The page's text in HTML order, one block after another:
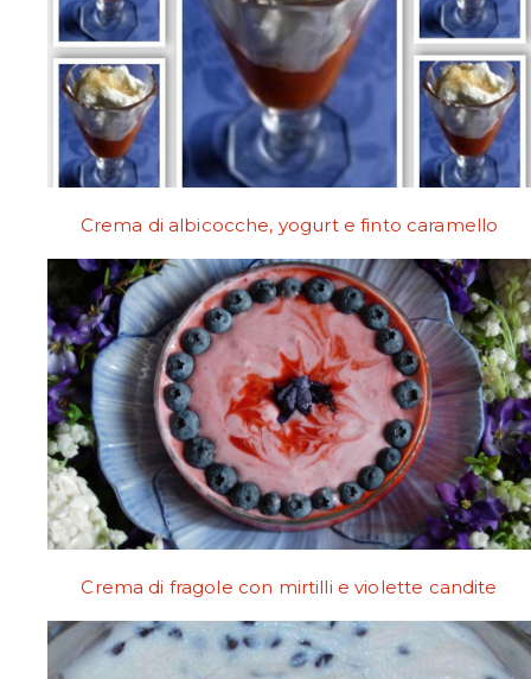
Crema di albicocche, yogurt e finto caramello
Crema di fragole con mirtilli e violette candite